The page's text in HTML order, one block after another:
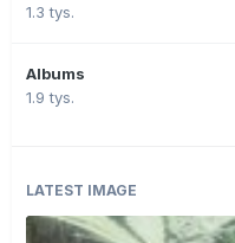
1.3 tys.
Albums
1.9 tys.
LATEST IMAGE